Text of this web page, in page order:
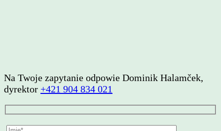
Na Twoje zapytanie odpowie Dominik Halamček,
dyrektor +421 904 834 021